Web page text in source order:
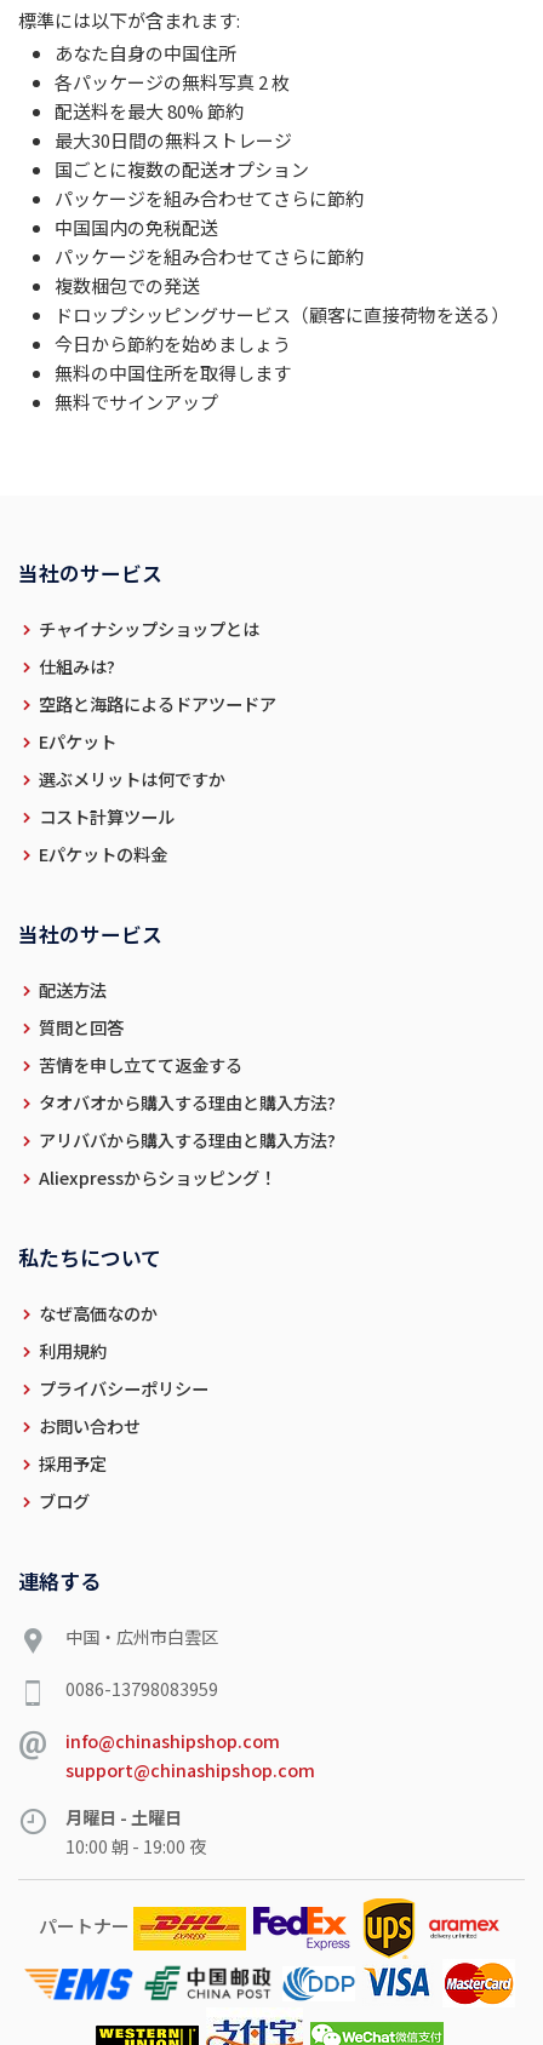
標準には以下が含まれます:
あなた自身の中国住所
各パッケージの無料写真 2 枚
配送料を最大 80% 節約
最大30日間の無料ストレージ
国ごとに複数の配送オプション
パッケージを組み合わせてさらに節約
中国国内の免税配送
パッケージを組み合わせてさらに節約
複数梱包での発送
ドロップシッピングサービス（顧客に直接荷物を送る）
今日から節約を始めましょう
無料の中国住所を取得します
無料でサインアップ
当社のサービス
チャイナシップショップとは
仕組みは?
空路と海路によるドアツードア
Eパケット
選ぶメリットは何ですか
コスト計算ツール
Eパケットの料金
当社のサービス
配送方法
質問と回答
苦情を申し立てて返金する
タオバオから購入する理由と購入方法?
アリババから購入する理由と購入方法?
Aliexpressからショッピング！
私たちについて
なぜ高価なのか
利用規約
プライバシーポリシー
お問い合わせ
採用予定
ブログ
連絡する
中国・広州市白雲区
0086-13798083959
info@chinashipshop.com
support@chinashipshop.com
月曜日 - 土曜日
10:00 朝 - 19:00 夜
パートナー